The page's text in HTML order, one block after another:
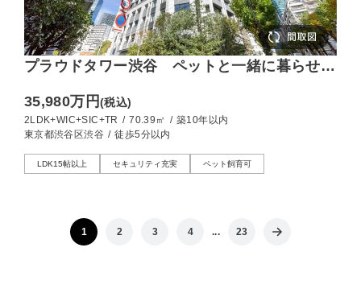
プラウドタワー渋谷 ペットと一緒に暮らせる
ス
35,980万円(税込)
2LDK+WIC+SIC+TR / 70.39㎡ / 築10年以内
東京都渋谷区渋谷 / 徒歩5分以内
LDK15帖以上 セキュリティ充実 ペット飼育可
1 2 3 4 ... 23